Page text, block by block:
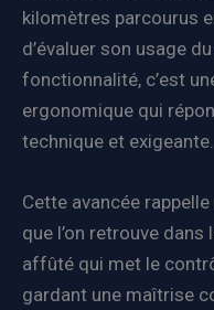
kilomètres parcourus
d’évaluer son usage
fonctionnalité, c’est
ergonomique qui
technique et exigeante.
Cette avancée
que l’on retrouve
affûté qui met le
gardant une maîtrise